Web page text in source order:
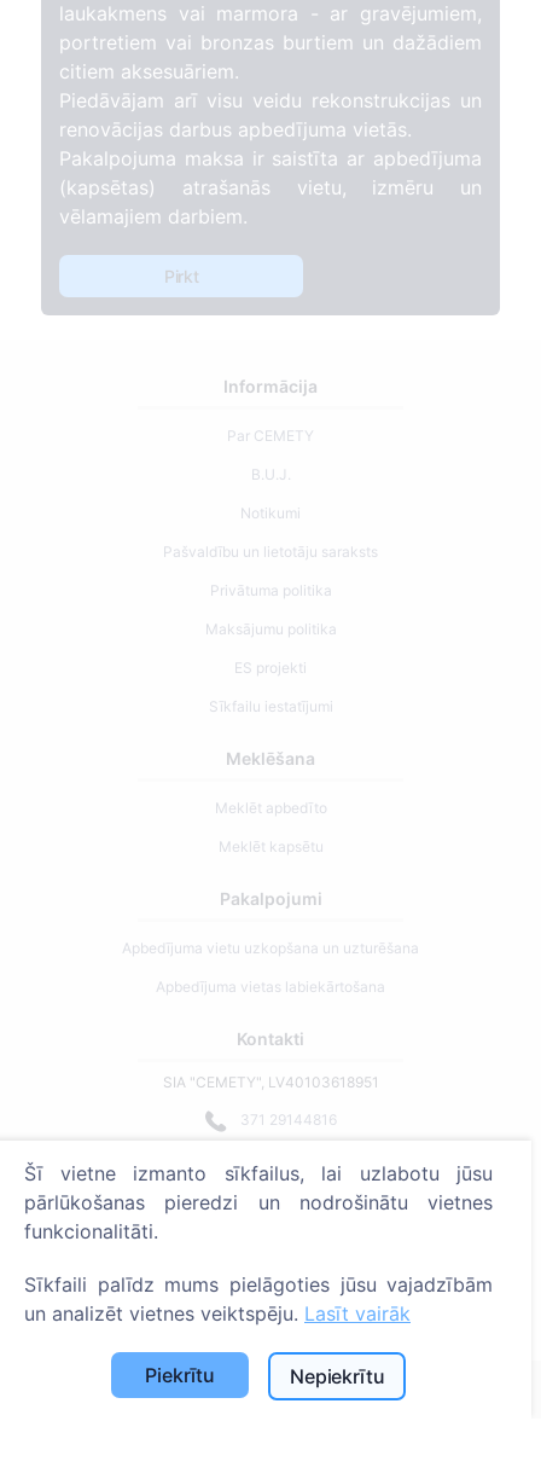
laukakmens vai marmora - ar gravējumiem,
portretiem vai bronzas burtiem un dažādiem
citiem aksesuāriem.
Piedāvājam arī visu veidu rekonstrukcijas un
renovācijas darbus apbedījuma vietās.
Pakalpojuma maksa ir saistīta ar apbedījuma
(kapsētas) atrašanās vietu, izmēru un
vēlamajiem darbiem.
Pirkt
Informācija
Par CEMETY
B.U.J.
Notikumi
Pašvaldību un lietotāju saraksts
Privātuma politika
Maksājumu politika
ES projekti
Sīkfailu iestatījumi
Meklēšana
Meklēt apbedīto
Meklēt kapsētu
Pakalpojumi
Apbedījuma vietu uzkopšana un uzturēšana
Apbedījuma vietas labiekārtošana
Kontakti
SIA "CEMETY", LV40103618951
371 29144816
Strādājam visā Latvijā!
Administratoriem
© 2013 - 2026 Cemety Visas tiesības aizsargātas
Privātuma politika un noteikumi.
Šī vietne izmanto sīkfailus, lai uzlabotu jūsu
pārlūkošanas pieredzi un nodrošinātu vietnes
funkcionalitāti.
Sīkfaili palīdz mums pielāgoties jūsu vajadzībām
un analizēt vietnes veiktspēju. Lasīt vairāk
Piekrītu Nepiekrītu